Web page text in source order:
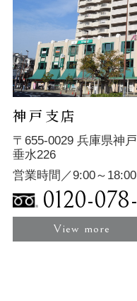
神戸支店
〒655-0029 兵庫県神
垂水226
営業時間／9:00～18:00
0120-
View more